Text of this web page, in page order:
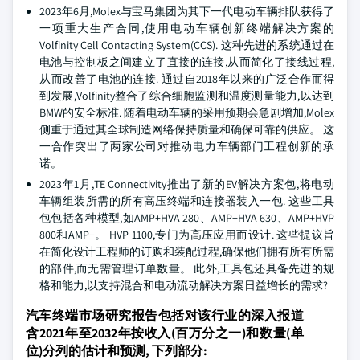
2023年6月,Molex与宝马集团为其下一代电动车辆排队获得了
一项重大生产合同,使用电动车辆创新终端解决方案的
Volfinity Cell Contacting System(CCS). 这种先进的系统通过在
电池与控制板之间建立了直接的连接,从而简化了接线过程,
从而改善了电池的连接. 通过自2018年以来的广泛合作而得
到发展,Volfinity整合了综合细胞监测和温度测量能力,以达到
BMW的安全标准. 随着电动车辆的采用预期会急剧增加,Molex
侧重于通过其全球制造网络保持质量和确保可靠的供应。 这
一合作突出了两家公司对推动电力车辆部门工程创新的承
诺。
2023年1月,TE Connectivity推出了新的EV解决方案包,将电动
车辆组装所需的所有高压终端和连接器装入一包. 这些工具
包包括各种模型,如AMP+HVA 280、AMP+HVA 630、AMP+HVP
800和AMP+。 HVP 1100,专门为高压应用而设计. 这些提议旨
在简化设计工程师的订购和装配过程,确保他们拥有所有所需
的部件,而无需管理订单数量。 此外,工具包还具备先进的规
格和能力,以支持混合和电动流动解决方案日益增长的需求?
汽车终端市场研究报告包括对该行业的深入报道
含2021年至2032年按收入(百万分之一)和数量(单
位)分列的估计和预测, 下列部分: